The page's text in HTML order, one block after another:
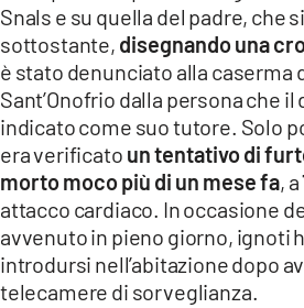
LACONAIR.IT
LACITYMAG.IT
ILREGGINO.IT
COSENZACHANNEL.IT
ILVIBONESE.IT
CATANZAROCHANNEL.IT
LACAPITALENEWS.IT
Snals e su quella del padre, che
sottostante, disegnando una
è stato denunciato alla caserma
Sant’Onofrio dalla persona che
indicato come suo tutore. Solo
era verificato un tentativo di
morto moco più di un mese fa,
attacco cardiaco. In occasione
avvenuto in pieno giorno, ignoti
introdursi nell’abitazione dopo
telecamere di sorveglianza.